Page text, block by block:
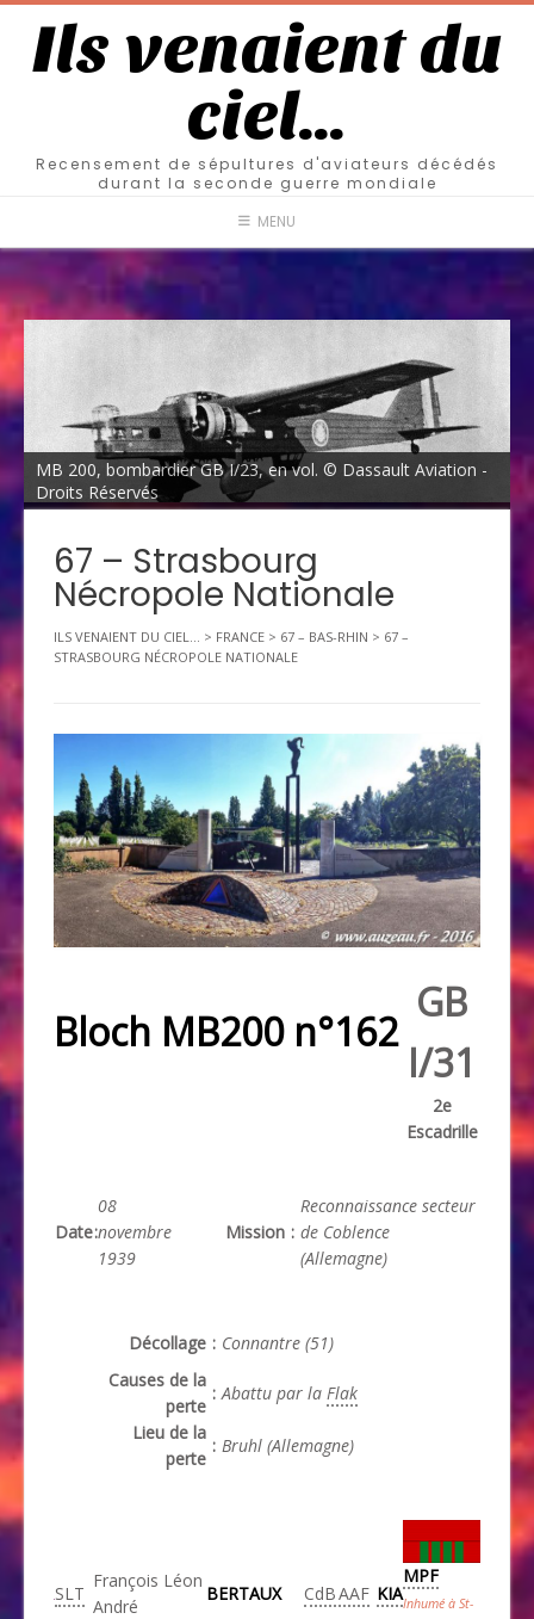
Ils venaient du
ciel…
Recensement de sépultures d'aviateurs décédés
durant la seconde guerre mondiale
MENU
MB 200, bombardier GB I/23, en vol. © Dassault Aviation -
Droits Réservés
67 – Strasbourg
Nécropole Nationale
ILS VENAIENT DU CIEL... > FRANCE > 67 – BAS-RHIN > 67 –
STRASBOURG NÉCROPOLE NATIONALE
Bloch MB200 n°162
GB
I/31
2e
Escadrille
Date:
08
novembre
1939
Mission :
Reconnaissance secteur
de Coblence
(Allemagne)
Décollage : Connantre (51)
Causes de la
perte
: Abattu par la Flak
Lieu de la
perte
: Bruhl (Allemagne)
SLT
François Léon
André
BERTAUX CdBAAF KIA
MPF
Inhumé à St-